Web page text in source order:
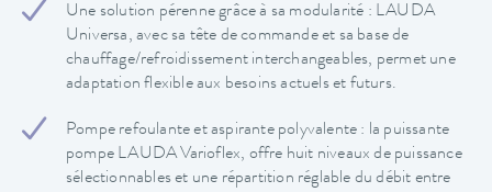
Une solution pérenne grâce à sa modularité : LAUDA
Universa, avec sa tête de commande et sa base de
chauffage/refroidissement interchangeables, permet une
adaptation flexible aux besoins actuels et futurs.
Pompe refoulante et aspirante polyvalente : la puissante
pompe LAUDA Varioflex, offre huit niveaux de puissance
sélectionnables et une répartition réglable du débit entre